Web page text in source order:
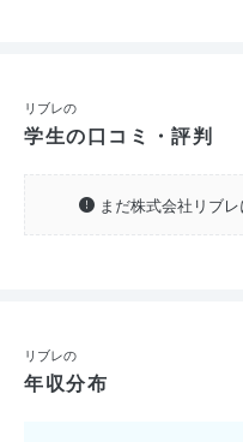
リブレの
学生の口コミ・評判
まだ株式会社リブ
リブレの
年収分布